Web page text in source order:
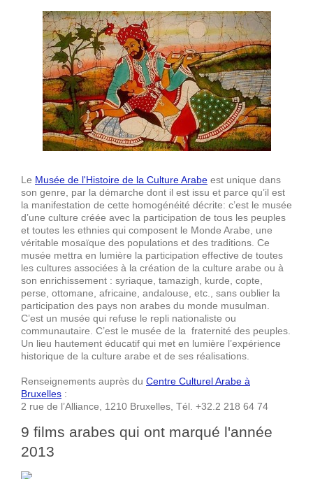
Le Musée de l'Histoire de la Culture Arabe est unique dans
son genre, par la démarche dont il est issu et parce qu’il est
la manifestation de cette homogénéité décrite: c’est le musée
d’une culture créée avec la participation de tous les peuples
et toutes les ethnies qui composent le Monde Arabe, une
véritable mosaïque des populations et des traditions. Ce
musée mettra en lumière la participation effective de toutes
les cultures associées à la création de la culture arabe ou à
son enrichissement : syriaque, tamazigh, kurde, copte,
perse, ottomane, africaine, andalouse, etc., sans oublier la
participation des pays non arabes du monde musulman.
C’est un musée qui refuse le repli nationaliste ou
communautaire. C’est le musée de la fraternité des peuples.
Un lieu hautement éducatif qui met en lumière l’expérience
historique de la culture arabe et de ses réalisations.
Renseignements auprès du Centre Culturel Arabe à
Bruxelles :
2 rue de l’Alliance, 1210 Bruxelles, Tél. +32.2 218 64 74
9 films arabes qui ont marqué l'année
2013